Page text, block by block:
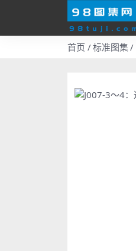
首页 标准图集